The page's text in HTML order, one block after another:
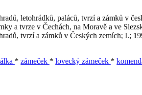
letohrádků, paláců, tvrzí a zámků v
a tvrze v Čechách, na Moravě a ve
tvrzí a zámků v Českých zemích; I.;
* zámeček * lovecký zámeček *